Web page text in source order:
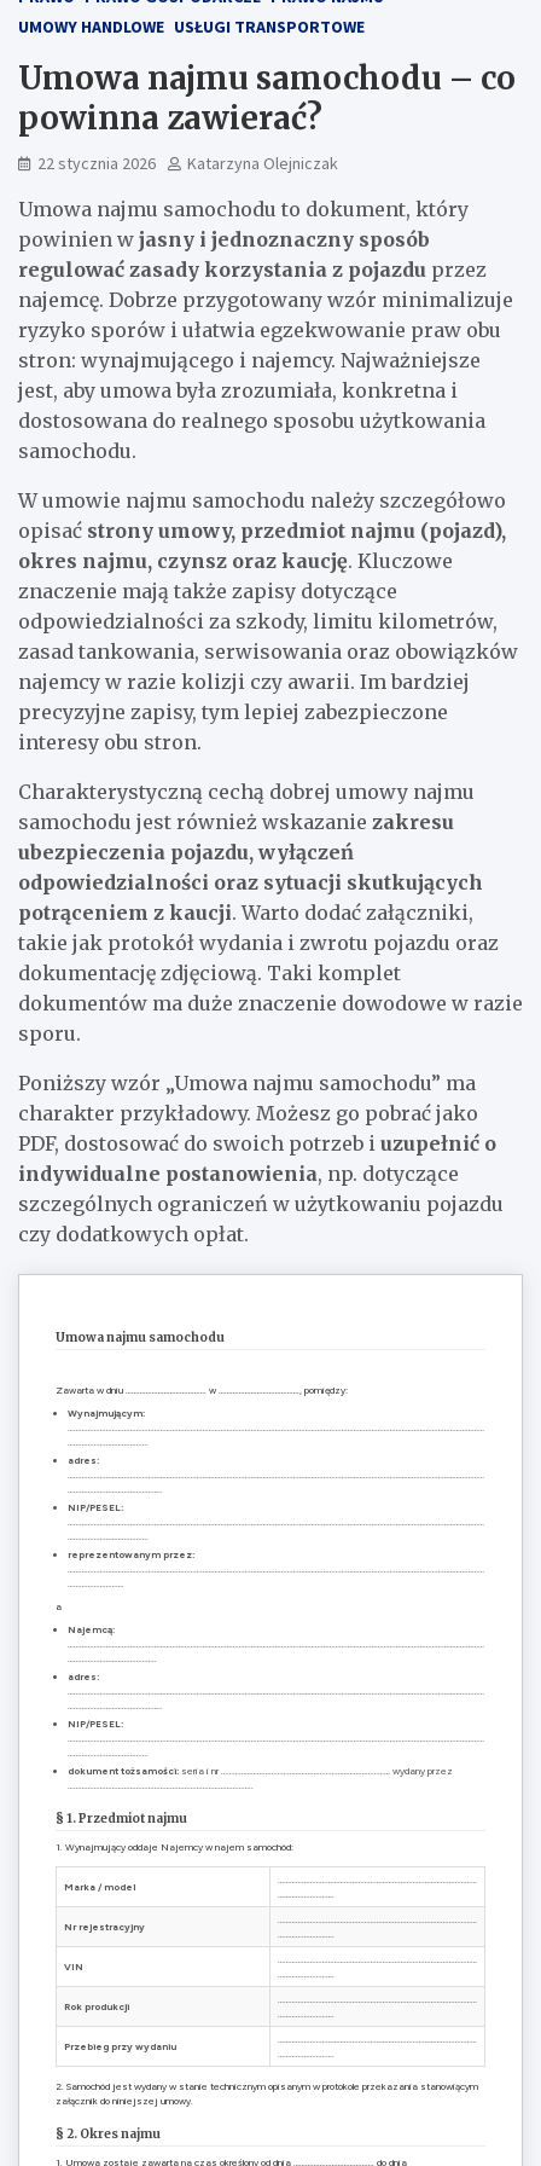
UMOWY HANDLOWE USŁUGI TRANSPORTOWE
Umowa najmu samochodu – co
powinna zawierać?
22 stycznia 2026 Katarzyna Olejniczak
Umowa najmu samochodu to dokument, który
powinien w jasny i jednoznaczny sposób
regulować zasady korzystania z pojazdu przez
najemcę. Dobrze przygotowany wzór minimalizuje
ryzyko sporów i ułatwia egzekwowanie praw obu
stron: wynajmującego i najemcy. Najważniejsze
jest, aby umowa była zrozumiała, konkretna i
dostosowana do realnego sposobu użytkowania
samochodu.
W umowie najmu samochodu należy szczegółowo
opisać strony umowy, przedmiot najmu (pojazd),
okres najmu, czynsz oraz kaucję. Kluczowe
znaczenie mają także zapisy dotyczące
odpowiedzialności za szkody, limitu kilometrów,
zasad tankowania, serwisowania oraz obowiązków
najemcy w razie kolizji czy awarii. Im bardziej
precyzyjne zapisy, tym lepiej zabezpieczone
interesy obu stron.
Charakterystyczną cechą dobrej umowy najmu
samochodu jest również wskazanie zakresu
ubezpieczenia pojazdu, wyłączeń
odpowiedzialności oraz sytuacji skutkujących
potrąceniem z kaucji. Warto dodać załączniki,
takie jak protokół wydania i zwrotu pojazdu oraz
dokumentację zdjęciową. Taki komplet
dokumentów ma duże znaczenie dowodowe w razie
sporu.
Poniższy wzór „Umowa najmu samochodu” ma
charakter przykładowy. Możesz go pobrać jako
PDF, dostosować do swoich potrzeb i uzupełnić o
indywidualne postanowienia, np. dotyczące
szczególnych ograniczeń w użytkowaniu pojazdu
czy dodatkowych opłat.
Umowa najmu samochodu
Zawarta w dniu …………………………………. w …………………………………., pomiędzy:
Wynajmującym:
adres:
NIP/PESEL:
reprezentowanym przez:
a
Najemcą:
adres:
NIP/PESEL:
dokument tożsamości: seria i nr ………………………………………………………………………… wydany przez
§ 1. Przedmiot najmu
1. Wynajmujący oddaje Najemcy w najem samochód:
Marka / model
Nr rejestracyjny
VIN
Rok produkcji
Przebieg przy wydaniu
2. Samochód jest wydany w stanie technicznym opisanym w protokole przekazania stanowiącym
załącznik do niniejszej umowy.
§ 2. Okres najmu
1. Umowa zostaje zawarta na czas określony od dnia …………………………………. do dnia